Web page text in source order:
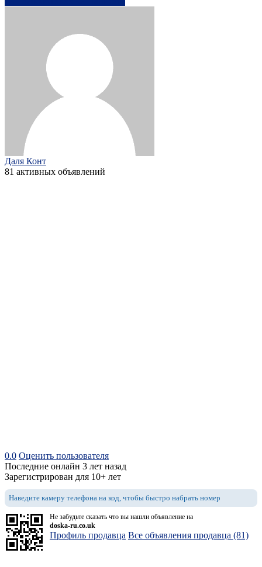
Даля Конт
81 активных объявлений
0.0 Оценить пользователя
Последние онлайн 3 лет назад
Зарегистрирован для 10+ лет
Наведите камеру телефона на код, чтобы быстро набрать номер
Не забудьте сказать что вы нашли объявление на
doska-ru.co.uk
Профиль продавца Все объявления продавца (81)